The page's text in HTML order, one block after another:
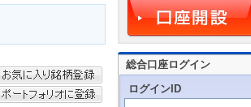
総合口座ログイン
ログインID